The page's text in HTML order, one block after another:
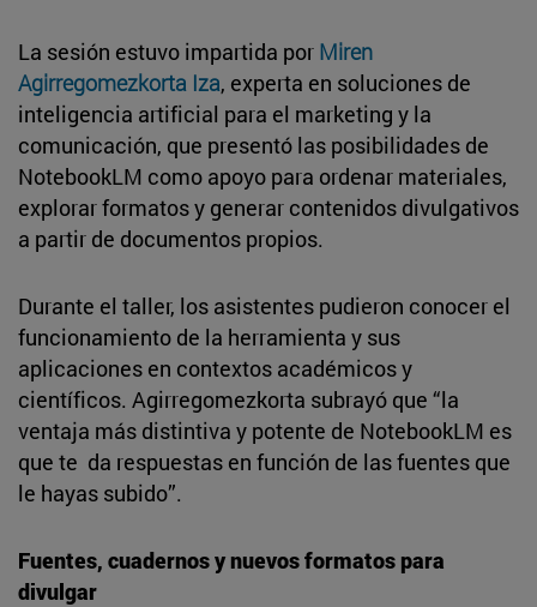
La sesión estuvo impartida por Miren
Agirregomezkorta Iza, experta en soluciones de
inteligencia artificial para el marketing y la
comunicación, que presentó las posibilidades de
NotebookLM como apoyo para ordenar materiales,
explorar formatos y generar contenidos divulgativos
a partir de documentos propios.
Durante el taller, los asistentes pudieron conocer el
funcionamiento de la herramienta y sus
aplicaciones en contextos académicos y
científicos. Agirregomezkorta subrayó que “la
ventaja más distintiva y potente de NotebookLM es
que te da respuestas en función de las fuentes que
le hayas subido”.
Fuentes, cuadernos y nuevos formatos para
divulgar